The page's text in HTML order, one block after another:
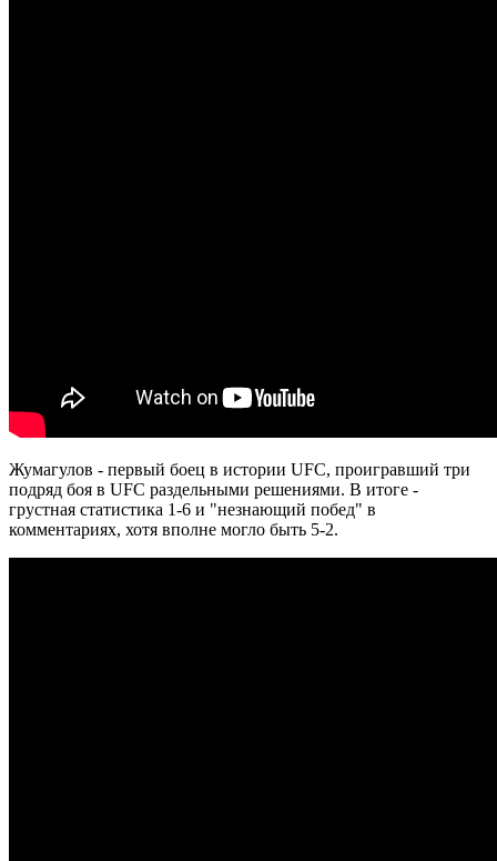
Жумагулов - первый боец в истории UFC, проигравший три
подряд боя в UFC раздельными решениями. В итоге -
грустная статистика 1-6 и "незнающий побед" в
комментариях, хотя вполне могло быть 5-2.